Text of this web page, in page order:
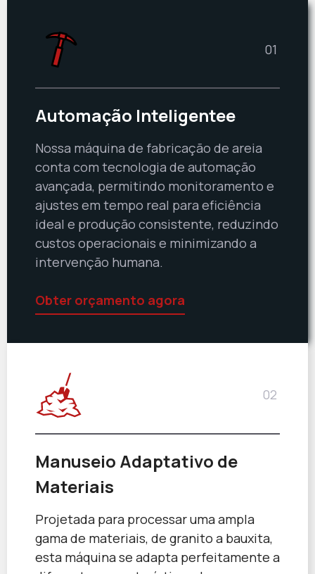
01
Automação Inteligentee
Nossa máquina de fabricação de areia
conta com tecnologia de automação
avançada, permitindo monitoramento e
ajustes em tempo real para eficiência
ideal e produção consistente, reduzindo
custos operacionais e minimizando a
intervenção humana.
Obter orçamento agora
02
Manuseio Adaptativo de
Materiais
Projetada para processar uma ampla
gama de materiais, de granito a bauxita,
esta máquina se adapta perfeitamente a